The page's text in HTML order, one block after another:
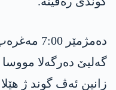
دەمژمێر
گەليێ دەرگەلا مووسا
زانين ئه‌ڤ گوند ژ